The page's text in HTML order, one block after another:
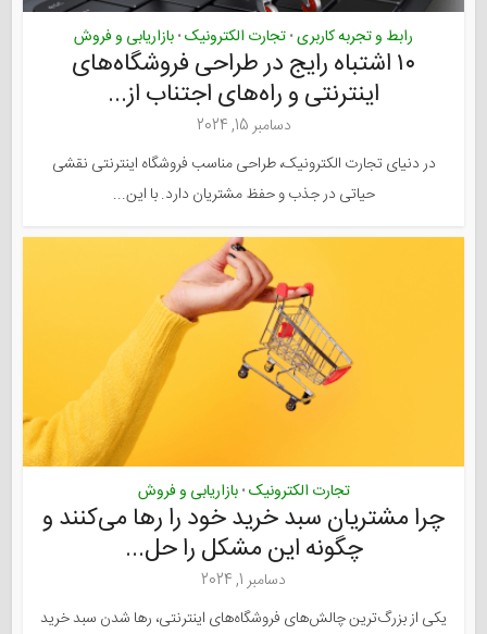
بازاریابی و فروش • تجارت الکترونیک • رابط و تجربه کاربری
۱۰ اشتباه رایج در طراحی فروشگاه‌های
اینترنتی و راه‌های اجتناب از...
دسامبر 15, 2024
در دنیای تجارت الکترونیک، طراحی مناسب فروشگاه اینترنتی نقشی
حیاتی در جذب و حفظ مشتریان دارد. با این...
بازاریابی و فروش • تجارت الکترونیک
چرا مشتریان سبد خرید خود را رها می‌کنند و
چگونه این مشکل را حل...
دسامبر 1, 2024
یکی از بزرگ‌ترین چالش‌های فروشگاه‌های اینترنتی، رها شدن سبد خرید